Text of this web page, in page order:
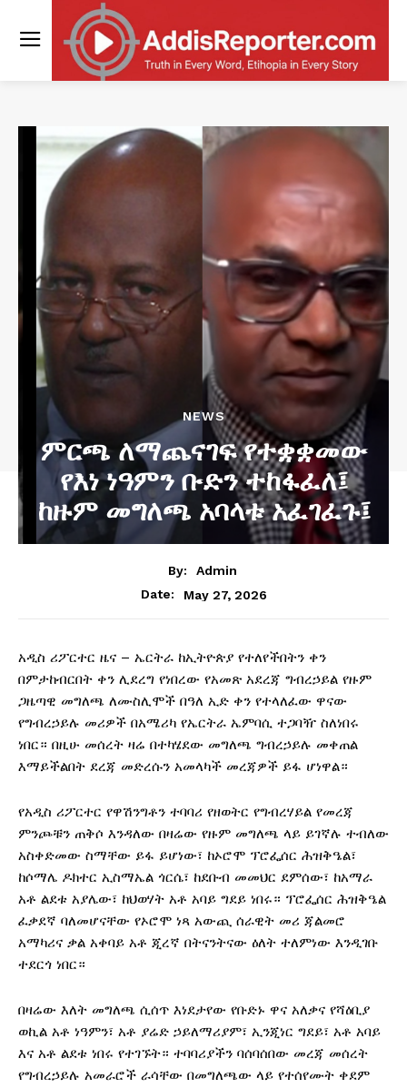
NEWS
ምርጫ ለማጨናገፍ የተቋቋመው
የእነ ነዓምን ቡድን ተከፋፈለ፤
ከዙም መግለጫ አባላቱ አፈገፈጉ፤
By:
Admin
Date:
May 27, 2026
አዲስ ሪፖርተር ዜና – ኤርትራ ከኢትዮጵያ የተለየችበትን ቀን
በምታከብርበት ቀን ሊደረግ የነበረው የአመጽ አደረጃ ግብረኃይል የዙም
ጋዜጣዊ መግለጫ ለሙስሊሞች በዓለ ኢድ ቀን የተላለፈው ዋናው
የግብረኃይሉ መሪዎች በአሜሪካ የኤርትራ ኤምባሲ ተጋባዥ ስለነበሩ
ነበር። በዚሁ መሰረት ዛሬ በተካሄደው መግለጫ ግብረኃይሉ መቀጠል
እማይችልበት ደረጃ መድረሱን አመላካች መረጃዎች ይፋ ሆነዋል።
የአዲስ ሪፖርተር የዋሽንግቶን ተባባሪ የዘወትር የግብረሃይል የመረጃ
ምንጮቹን ጠቅሶ እንዳለው በዛሬው የዙም መግለጫ ላይ ይገኛሉ ተብለው
አስቀድመው ስማቸው ይፋ ይሆነው፣ ከኦሮሞ ፕሮፌሰር ሕዝቅዔል፣
ከሶማሌ ዶክተር ኢስማኤል ጎርሴ፣ ከደቡብ መመህር ደምሰው፣ ከአማራ
አቶ ልደቱ አያሌው፣ ከህወሃት አቶ አባይ ግደይ ነበሩ። ፕሮፌሰር ሕዝቅዔል
ፈቃደኛ ባለመሆናቸው የኦሮሞ ነጻ አውጪ ሰራዊት መሪ ጃልመሮ
አማካሪና ቃል አቀባይ አቶ ጂረኛ በትናንትናው ዕለት ተለምነው እንዲገቡ
ተደርጎ ነበር።
በዛሬው እለት መግለጫ ሲሰጥ እነደታየው የቡድኑ ዋና አለቃና የሻዕቢያ
ወኪል አቶ ነዓምን፣ አቶ ያሬድ ኃይለማሪያም፣ ኢንጂነር ግደይ፣ አቶ አባይ
እና አቶ ልደቱ ነበሩ የተገኙት። ተባባሪያችን ባሰባሰበው መረጃ መሰረት
የግብረኃይሉ አመራሮች ራሳቸው በመግለጫው ላይ የተሰየሙት ቀደም